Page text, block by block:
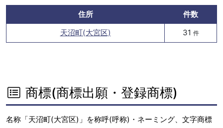
住所
件数
天沼町(大宮区)
31 件
商標(商標出願・登録商標)
名称「天沼町(大宮区)」を称呼(呼称)・ネーミング、文字商標